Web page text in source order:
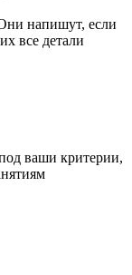
напишут, если
все детали
ваши критерии,